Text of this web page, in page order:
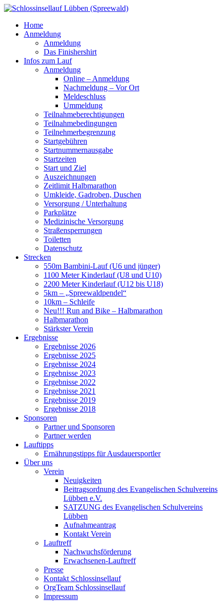
Home
Anmeldung
Anmeldung
Das Finishershirt
Infos zum Lauf
Anmeldung
Online – Anmeldung
Nachmeldung – Vor Ort
Meldeschluss
Ummeldung
Teilnahmeberechtigungen
Teilnahmebedingungen
Teilnehmerbegrenzung
Startgebühren
Startnummernausgabe
Startzeiten
Start und Ziel
Auszeichnungen
Zeitlimit Halbmarathon
Umkleide, Gadroben, Duschen
Versorgung / Unterhaltung
Parkplätze
Medizinische Versorgung
Straßensperrungen
Toiletten
Datenschutz
Strecken
550m Bambini-Lauf (U6 und jünger)
1100 Meter Kinderlauf (U8 und U10)
2200 Meter Kinderlauf (U12 bis U18)
5km – „Spreewaldpendel“
10km – Schleife
Neu!!! Run and Bike – Halbmarathon
Halbmarathon
Stärkster Verein
Ergebnisse
Ergebnisse 2026
Ergebnisse 2025
Ergebnisse 2024
Ergebnisse 2023
Ergebnisse 2022
Ergebnisse 2021
Ergebnisse 2019
Ergebnisse 2018
Sponsoren
Partner und Sponsoren
Partner werden
Lauftipps
Ernährungstipps für Ausdauersportler
Über uns
Verein
Neuigkeiten
Beitragsordnung des Evangelischen Schulvereins
Lübben e.V.
SATZUNG des Evangelischen Schulvereins
Lübben
Aufnahmeantrag
Kontakt Verein
Lauftreff
Nachwuchsförderung
Erwachsenen-Lauftreff
Presse
Kontakt Schlossinsellauf
OrgTeam Schlossinsellauf
Impressum